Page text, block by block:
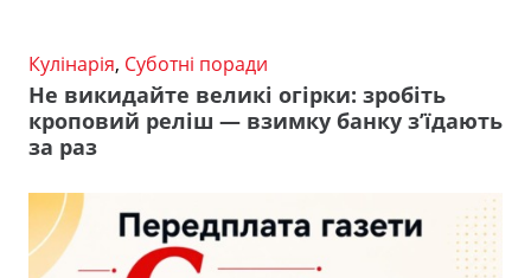
Кулінарія, Суботні поради
Не викидайте великі огірки: зробіть
кроповий реліш — взимку банку з’їдають
за раз